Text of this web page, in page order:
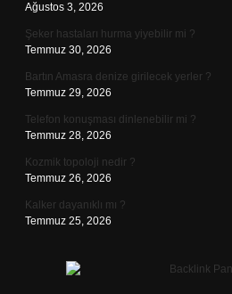
Ağustos 3, 2026
Şeker hastaları hurma yiyebilir mi ?
Temmuz 30, 2026
Bartın Amasra denize girilecek yerler ?
Temmuz 29, 2026
Telefon konuşması dinlenebilir mi ?
Temmuz 28, 2026
Kozmik topoloji nedir ?
Temmuz 26, 2026
Kalker dayanıklı mı ?
Temmuz 25, 2026